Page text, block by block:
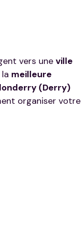
vers une ville
meilleure
(Derry)
organiser votre